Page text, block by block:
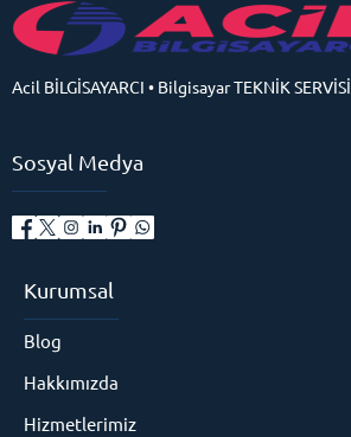
Acil BİLGİSAYARCI • Bilgisayar TEKNİK SERVİSİ
Sosyal Medya
Kurumsal
Blog
Hakkımızda
Hizmetlerimiz